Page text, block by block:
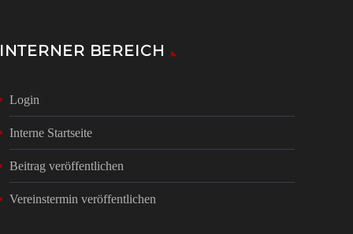
INTERNER BEREICH
Login
Interne Startseite
Beitrag veröffentlichen
Vereinstermin veröffentlichen